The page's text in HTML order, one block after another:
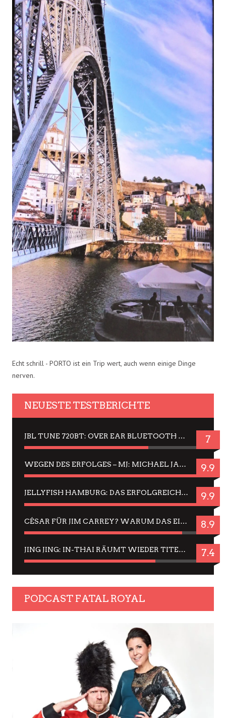
Echt schrill - PORTO ist ein Trip wert, auch wenn einige Dinge
nerven.
NEUESTE TESTBERICHTE
JBL TUNE 720BT: OVER EAR BLUETOOTH KOPFHÖRER UM DIE 50,-€ IM DAUER-TEST 7
WEGEN DES ERFOLGES – MJ: MICHAEL JACKSON MUSICAL IN EINER MATINEE SEHEN 9.9
JELLYFISH HAMBURG: DAS ERFOLGREICHE SOMMER-MENÜ 2025 IN GEFÜHLEN UND BILDERN 9.9
CÉSAR FÜR JIM CARREY? WARUM DAS EINER DER NERVIGSTEN ACTORS IST UND BLEIBT 8.9
JING JING: IN-THAI RÄUMT WIEDER TITEL AB – EIN ZWEI-STUNDEN-ERLEBNISBERICHT 7.4
PODCAST FATAL ROYAL